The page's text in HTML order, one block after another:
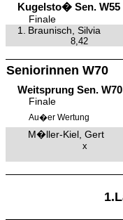
Kugelsto� Sen. W55
Finale
1.
Braunisch, Silvia
8,42
Seniorinnen W70
Weitsprung Sen. W70
Finale
Au�er Wertung
M�ller-Kiel, Gert
x